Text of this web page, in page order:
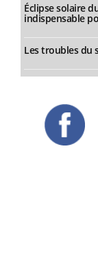
Éclipse solaire
indispensable
Les troubles du